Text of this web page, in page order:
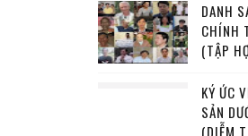
DANH
CHÍNH
(TẬP
KÝ ỨC
SẢN
(DIỄM